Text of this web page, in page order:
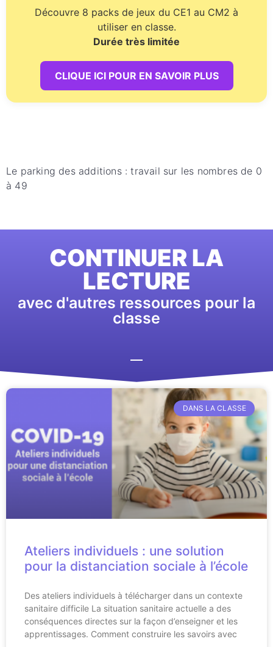
Découvre 8 packs de jeux du CE1 au CM2 à
utiliser en classe.
Durée très limitée
CLIQUE ICI POUR EN SAVOIR PLUS
Le parking des additions : travail sur les nombres de 0
à 49
CONTINUER LA
LECTURE
avec d'autres ressources pour la
classe
DANS LA CLASSE
Ateliers individuels : une solution
pour la distanciation sociale à l’école
Des ateliers individuels à télécharger dans un contexte
sanitaire difficile La situation sanitaire actuelle a des
conséquences directes sur la façon d’enseigner et les
apprentissages. Comment construire les savoirs avec